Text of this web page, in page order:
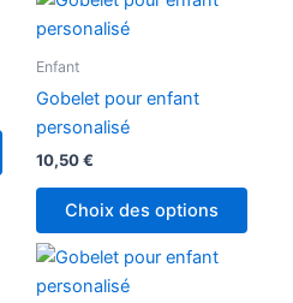
produit
options
peuvent
choisies
Enfant
Gobelet pour enfant
personalisé
10,50€
Choix des options